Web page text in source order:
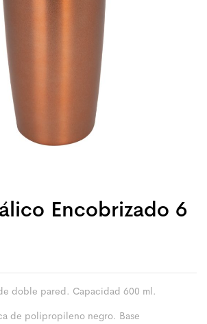
Encobrizado 6
doble pared. Capacidad 600 ml.
de polipropileno negro. Base